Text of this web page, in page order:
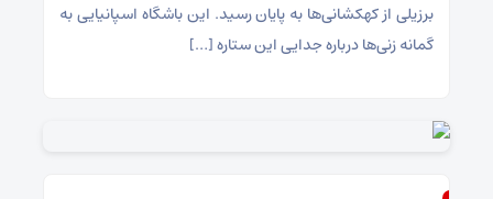
برزیلی از کهکشانی‌ها به پایان رسید. این باشگاه اسپانیایی به
گمانه زنی‌ها درباره جدایی این ستاره […]